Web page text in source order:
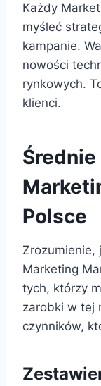
Każdy
myśleć
kampanie.
nowości
rynkowych.
klienci.
Polsce
Zrozumienie,
Marketing
tych, którzy
zarobki w tej
czynników,